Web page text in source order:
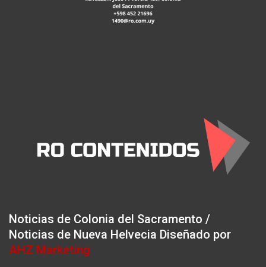
Noticias de Colonia del Sacramento /
Noticias de Nueva Helvecia Diseñado por
AHZ Marketing